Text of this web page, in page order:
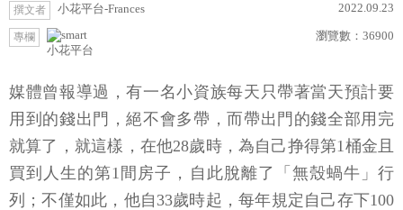
撰文者 小花平台-Frances 2022.09.23
專欄
小花平台
瀏覽數： 36900
媒體曾報導過，有一名小資族每天只帶著當天預計要
用到的錢出門，絕不會多帶，而帶出門的錢全部用完
就算了，就這樣，在他28歲時，為自己挣得第1桶金且
買到人生的第1間房子，自此脫離了「無殼蝸牛」行
列；不僅如此，他自33歲時起，每年規定自己存下100